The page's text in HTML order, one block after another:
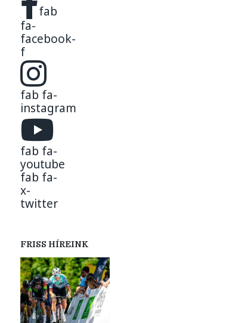
fab
fa-
facebook-
f
fab fa-
instagram
fab fa-
youtube
fab fa-
x-
twitter
FRISS HÍREINK